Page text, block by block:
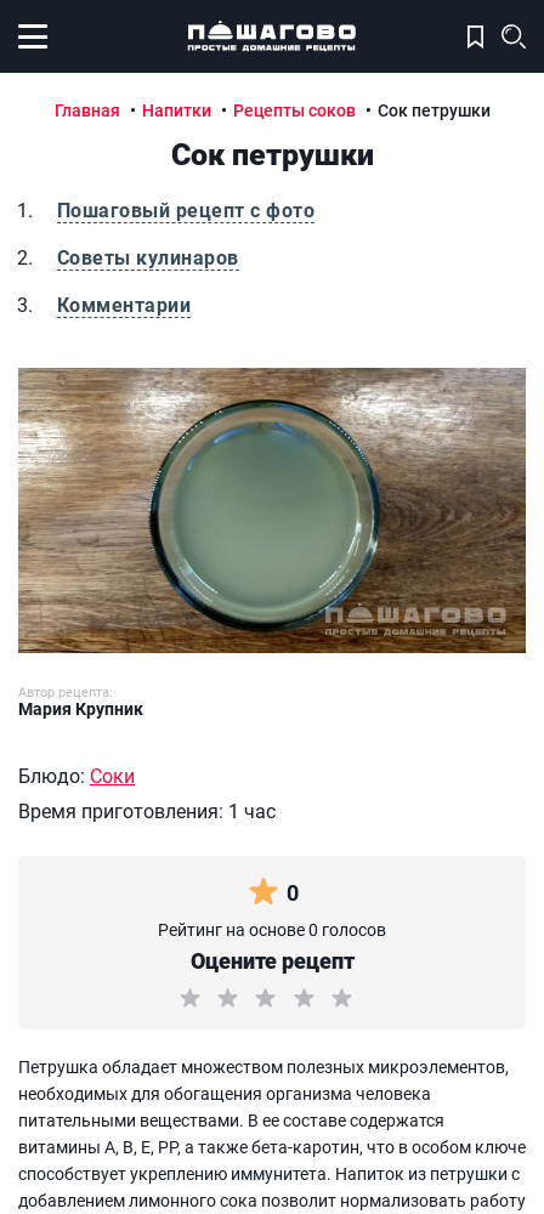
Открыть меню
Главная Напитки Рецепты соков Сок петрушки
Сок петрушки
Пошаговый рецепт с фото
Советы кулинаров
Комментарии
Сок петрушки
Автор рецепта:
Мария Крупник
Блюдо: Соки
Время приготовления: 1 час
0
Рейтинг на основе 0 голосов
Оцените рецепт
Петрушка обладает множеством полезных микроэлементов,
необходимых для обогащения организма человека
питательными веществами. В ее составе содержатся
витамины A, B, E, PP, а также бета-каротин, что в особом ключе
способствует укреплению иммунитета. Напиток из петрушки с
добавлением лимонного сока позволит нормализовать работу